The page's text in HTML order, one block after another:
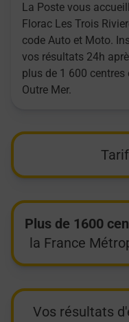
La Poste vous
Florac Les Trois
code Auto et Moto.
vos résultats 24h
plus de 1 600
Outre Mer.
Plus de 1600
la France
Vos résultats